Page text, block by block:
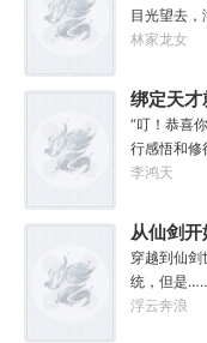
不喜勿入
目光望去，
殿的那一刻
任务。只要
一个大唐”
要的，我
的故事
林家龙女
绑定天才
“叮！恭喜
行感悟和修
得额外奖励
李鸿天
从仙剑
穿越到仙
统，但是
吧！”“谢大
浮云奔浪